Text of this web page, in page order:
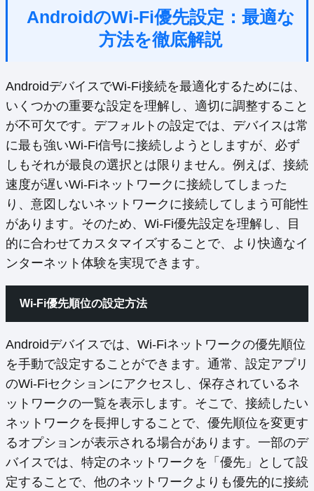
AndroidのWi-Fi優先設定：最適な
方法を徹底解説
AndroidデバイスでWi-Fi接続を最適化するためには、
いくつかの重要な設定を理解し、適切に調整すること
が不可欠です。デフォルトの設定では、デバイスは常
に最も強いWi-Fi信号に接続しようとしますが、必ず
しもそれが最良の選択とは限りません。例えば、接続
速度が遅いWi-Fiネットワークに接続してしまった
り、意図しないネットワークに接続してしまう可能性
があります。そのため、Wi-Fi優先設定を理解し、目
的に合わせてカスタマイズすることで、より快適なイ
ンターネット体験を実現できます。
Wi-Fi優先順位の設定方法
Androidデバイスでは、Wi-Fiネットワークの優先順位
を手動で設定することができます。通常、設定アプリ
のWi-Fiセクションにアクセスし、保存されているネ
ットワークの一覧を表示します。そこで、接続したい
ネットワークを長押しすることで、優先順位を変更す
るオプションが表示される場合があります。一部のデ
バイスでは、特定のネットワークを「優先」として設
定することで、他のネットワークよりも優先的に接続